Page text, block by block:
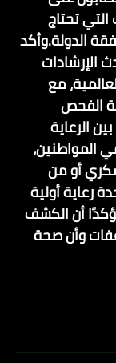
تحتاج
الدولة.وأكد
الإرشادات
مع
الفحص
الرعاية
المواطنين،
أو من
رعاية أولية
أن الكشف
وأن صحة